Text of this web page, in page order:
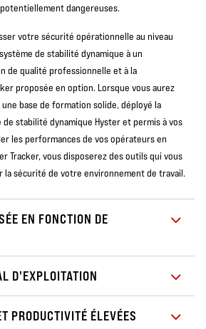
dangereuses.
votre sécurité opérationnelle au niveau
de stabilité dynamique à un
de qualité professionnelle et à la
proposée en option. Lorsque vous aurez
base de formation solide, déployé la
stabilité dynamique Hyster et permis à vos
les performances de vos opérateurs en
Tracker, vous disposerez des outils qui vous
sécurité de votre environnement de travail.
EN FONCTION DE
D'EXPLOITATION
PRODUCTIVITÉ ÉLEVÉES